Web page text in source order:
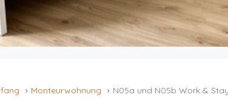
Monteurwohnung N05a und N05b Work &